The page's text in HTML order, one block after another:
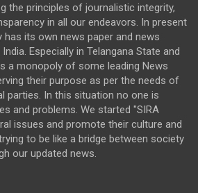
the principles of journalistic integrity,
in all our endeavors. In present
has its own news paper and news
Especially in Telangana State and
a monopoly of some leading News
their purpose as per the needs of
parties. In this situation no one is
and problems. We started "SIRA
issues and promote their culture and
to be like a bridge between society
our updated news.